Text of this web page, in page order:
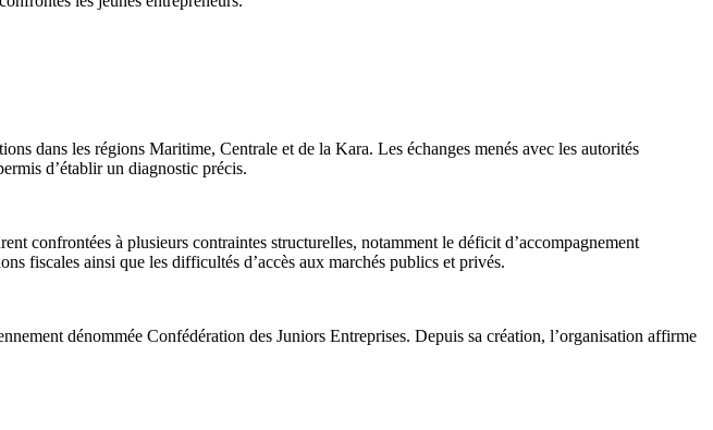
dans les régions Maritime, Centrale et de la Kara. Les échanges menés avec les autorités
d’établir un diagnostic précis.
confrontées à plusieurs contraintes structurelles, notamment le déficit d’accompagnement
fiscales ainsi que les difficultés d’accès aux marchés publics et privés.
dénommée Confédération des Juniors Entreprises. Depuis sa création, l’organisation affirme